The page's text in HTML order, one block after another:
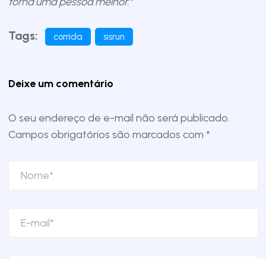
Tags: corrida sisrun
Deixe um comentário
O seu endereço de e-mail não será publicado.
Campos obrigatórios são marcados com *